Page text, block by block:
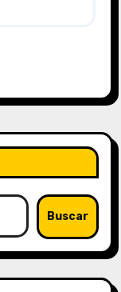
Buscar